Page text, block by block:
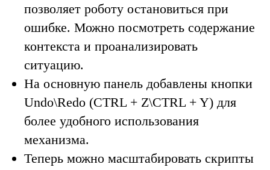
позволяет роботу остановиться при
ошибке. Можно посмотреть содержание
контекста и проанализировать
ситуацию.
На основную панель добавлены кнопки
Undo\Redo (СTRL + Z\CTRL + Y) для
более удобного использования
механизма.
Теперь можно масштабировать скрипты